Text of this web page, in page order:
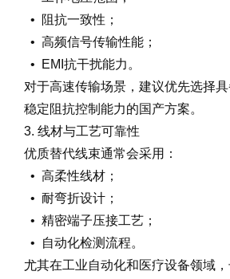
• 阻抗一致性；
• 高频信号传输性能；
• EMI抗干扰能力。
对于高速传输场景，建议优先选择
稳定阻抗控制能力的国产方案。
3. 线材与工艺可靠性
优质替代线束通常会采用：
• 高柔性线材；
• 耐弯折设计；
• 精密端子压接工艺；
• 自动化检测流程。
尤其在工业自动化和医疗设备领域